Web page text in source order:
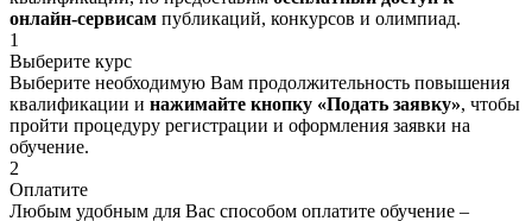
онлайн-сервисам публикаций, конкурсов и олимпиад.
1
Выберите курс
Выберите необходимую Вам продолжительность повышения
квалификации и нажимайте кнопку «Подать заявку», чтобы
пройти процедуру регистрации и оформления заявки на
обучение.
2
Оплатите
Любым удобным для Вас способом оплатите обучение –